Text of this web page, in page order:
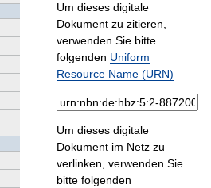
Um dieses digitale
Dokument zu zitieren,
verwenden Sie bitte
folgenden Uniform
Resource Name (URN)
Um dieses digitale
Dokument im Netz zu
verlinken, verwenden Sie
bitte folgenden